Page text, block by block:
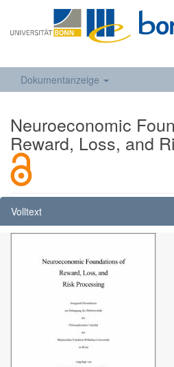
Dokumentanzeige
Neuroeconomic
Reward, Loss, and
Volltext